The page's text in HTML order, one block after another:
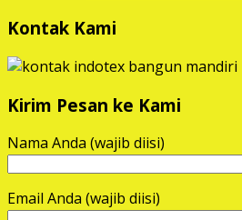
Kontak Kami
Kirim Pesan ke Kami
Nama Anda (wajib diisi)
Email Anda (wajib diisi)